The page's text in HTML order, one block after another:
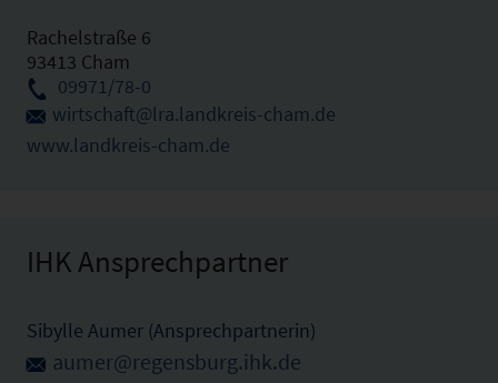
Rachelstraße 6
93413 Cham
09971/78-0
wirtschaft@lra.landkreis-cham.de
www.landkreis-cham.de
IHK Ansprechpartner
Sibylle Aumer (Ansprechpartnerin)
aumer@regensburg.ihk.de